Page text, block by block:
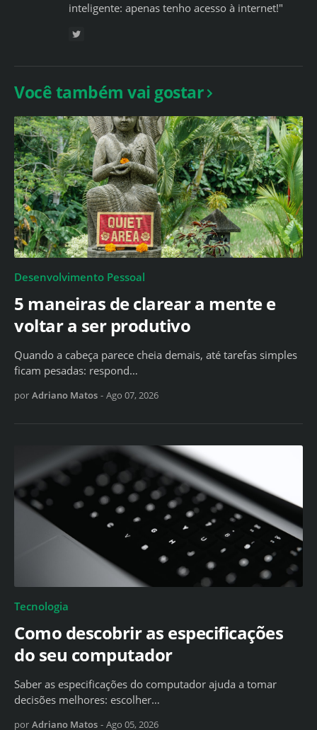
inteligente: apenas tenho acesso à internet!"
Você também vai gostar
Desenvolvimento Pessoal
5 maneiras de clarear a mente e
voltar a ser produtivo
Quando a cabeça parece cheia demais, até tarefas simples
ficam pesadas: respond…
por Adriano Matos - Ago 07, 2026
Tecnologia
Como descobrir as especificações
do seu computador
Saber as especificações do computador ajuda a tomar
decisões melhores: escolher…
por Adriano Matos - Ago 05, 2026